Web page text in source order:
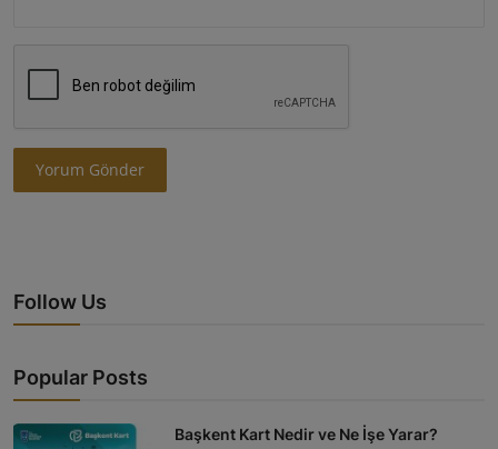
Yorum Gönder
Follow Us
Popular Posts
Başkent Kart Nedir ve Ne İşe Yarar?